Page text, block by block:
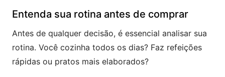
Entenda sua rotina antes de comprar
Antes de qualquer decisão, é essencial analisar sua
rotina. Você cozinha todos os dias? Faz refeições
rápidas ou pratos mais elaborados?